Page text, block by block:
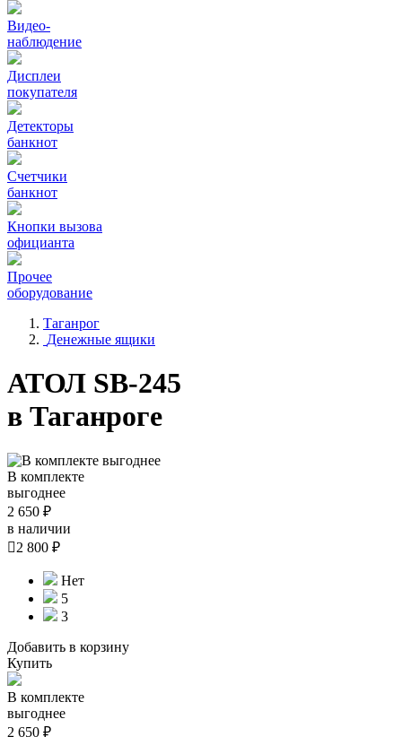
Видео‑
наблюдение
Дисплеи
покупателя
Детекторы
банкнот
Счетчики
банкнот
Кнопки вызова
официанта
Прочее
оборудование
Таганрог
Денежные ящики
АТОЛ SB-245
в Таганроге
В комплекте
выгоднее
2 650 ₽
в наличии
2 800 ₽
Нет
5
3
Добавить в корзину
Купить
В комплекте
выгоднее
2 650 ₽